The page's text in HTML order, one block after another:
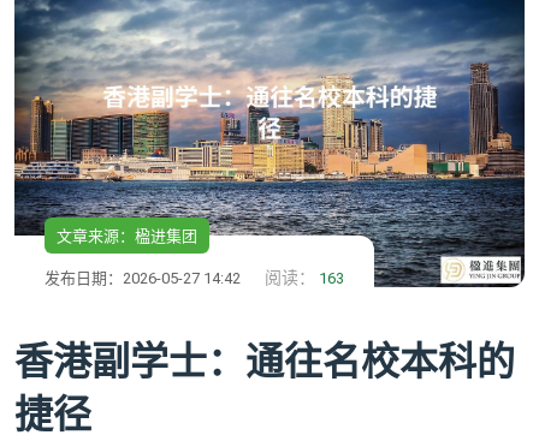
文章来源：楹进集团
发布日期：2026-05-27 14:42 阅读： 163
香港副学士：通往名校本科的
捷径